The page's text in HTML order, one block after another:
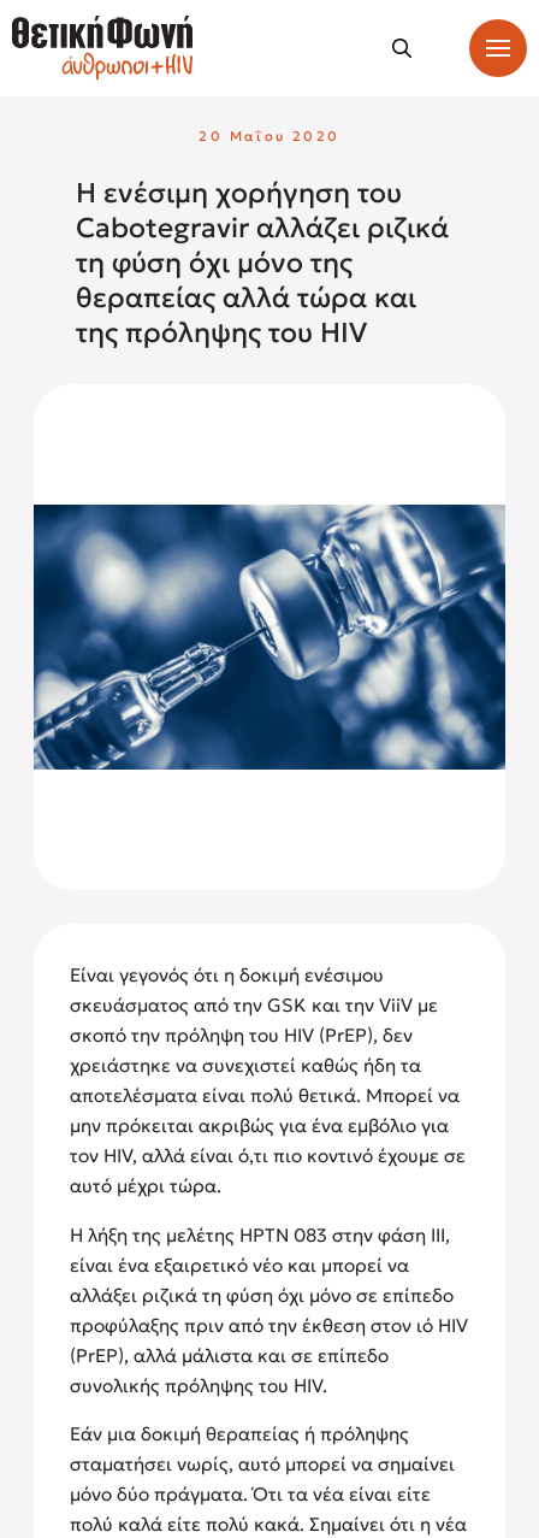
20 Μαΐου 2020
H ενέσιμη χορήγηση του
Cabotegravir αλλάζει ριζικά
τη φύση όχι μόνο της
θεραπείας αλλά τώρα και
της πρόληψης του HIV
Είναι γεγονός ότι η δοκιμή ενέσιμου
σκευάσματος από την GSK και την ViiV με
σκοπό την πρόληψη του HIV (PrEP), δεν
χρειάστηκε να συνεχιστεί καθώς ήδη τα
αποτελέσματα είναι πολύ θετικά. Μπορεί να
μην πρόκειται ακριβώς για ένα εμβόλιο για
τον HIV, αλλά είναι ό,τι πιο κοντινό έχουμε σε
αυτό μέχρι τώρα.
Η λήξη της μελέτης HPTN 083 στην φάση III,
είναι ένα εξαιρετικό νέο και μπορεί να
αλλάξει ριζικά τη φύση όχι μόνο σε επίπεδο
προφύλαξης πριν από την έκθεση στον ιό HIV
(PrEP), αλλά μάλιστα και σε επίπεδο
συνολικής πρόληψης του HIV.
Εάν μια δοκιμή θεραπείας ή πρόληψης
σταματήσει νωρίς, αυτό μπορεί να σημαίνει
μόνο δύο πράγματα. Ότι τα νέα είναι είτε
πολύ καλά είτε πολύ κακά. Σημαίνει ότι η νέα